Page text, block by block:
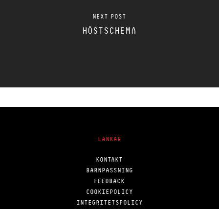
NEXT POST
HÖSTSCHEMA
LÄNKAR
KONTAKT
BARNPASSNING
FEEDBACK
COOKIEPOLICY
INTEGRITETSPOLICY